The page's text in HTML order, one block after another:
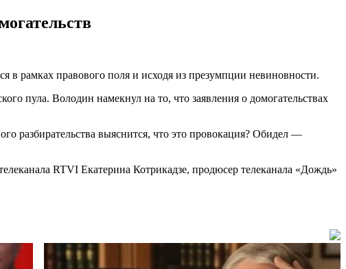
в рамках правового поля и исходя из презумпции невиновности.
пула. Володин намекнул на то, что заявления о домогательствах
разбирательства выяснится, что это провокация? Обидел —
RTVI Екатерина Котрикадзе, продюсер телеканала «Дождь»